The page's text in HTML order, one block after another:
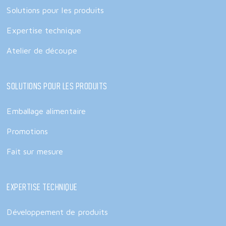
Solutions pour les produits
Expertise technique
Atelier de découpe
Solutions pour les produits
Emballage alimentaire
Promotions
Fait sur mesure
Expertise technique
Développement de produits